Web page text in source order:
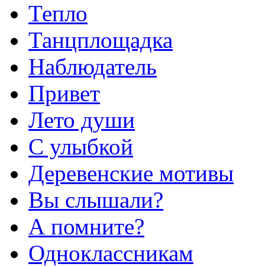
Тепло
Танцплощадка
Наблюдатель
Привет
Лето души
С улыбкой
Деревенские мотивы
Вы слышали?
А помните?
Одноклассникам